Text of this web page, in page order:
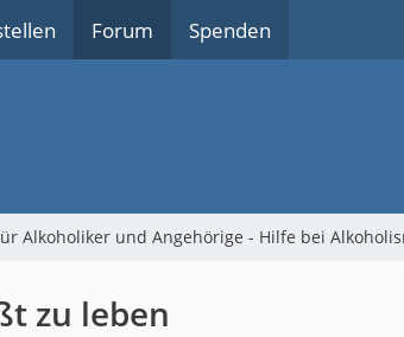
Forum Spenden
Alkoholiker und Angehörige - Hilfe bei
zu leben